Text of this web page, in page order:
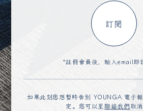
訂閱
*註冊會員後，輸入email即
如果此刻您想暫時告別 YOUNGA 電子
定。您可以至聯絡我們取消